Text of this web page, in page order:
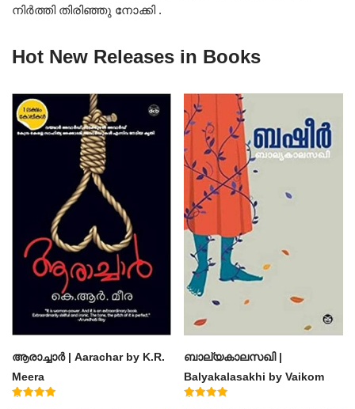
നിർത്തി തിരിഞ്ഞു നോക്കി .
Hot New Releases in Books
ആരാച്ചാര്‍ | Aarachar by K.R.
Meera
ബാല്യകാലസഖി |
Balyakalasakhi by Vaikom
Muhammad Basheer